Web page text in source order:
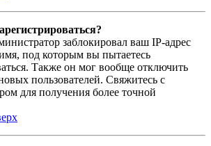
заблокировал ваш IP-адрес
под которым вы пытаетесь
Также он мог вообще отключить
пользователей. Свяжитесь с
для получения более точной